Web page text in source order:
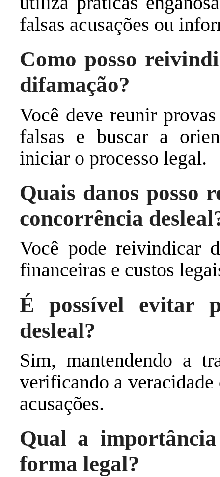
falsas acusações ou
Como posso
difamação?
Você deve reunir
falsas e buscar a
iniciar o processo legal.
Quais danos posso
concorrência
Você pode reivindicar
financeiras e custos
É possível evitar
desleal?
Sim, mantendendo a
verificando a veracidade
acusações.
Qual a
forma legal?